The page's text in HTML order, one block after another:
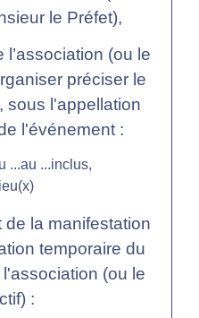
le Préfet),
(ou le
préciser le
, sous l'appellation
l'événement:
...au ...inclus,
lieu(x)
la manifestation
temporaire du
(ou le
: